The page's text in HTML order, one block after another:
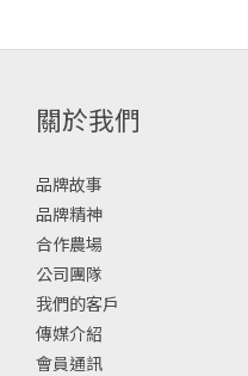
關於我們
品牌故事
品牌精神
合作農場
公司團隊
我們的客戶
傳媒介紹
會員通訊